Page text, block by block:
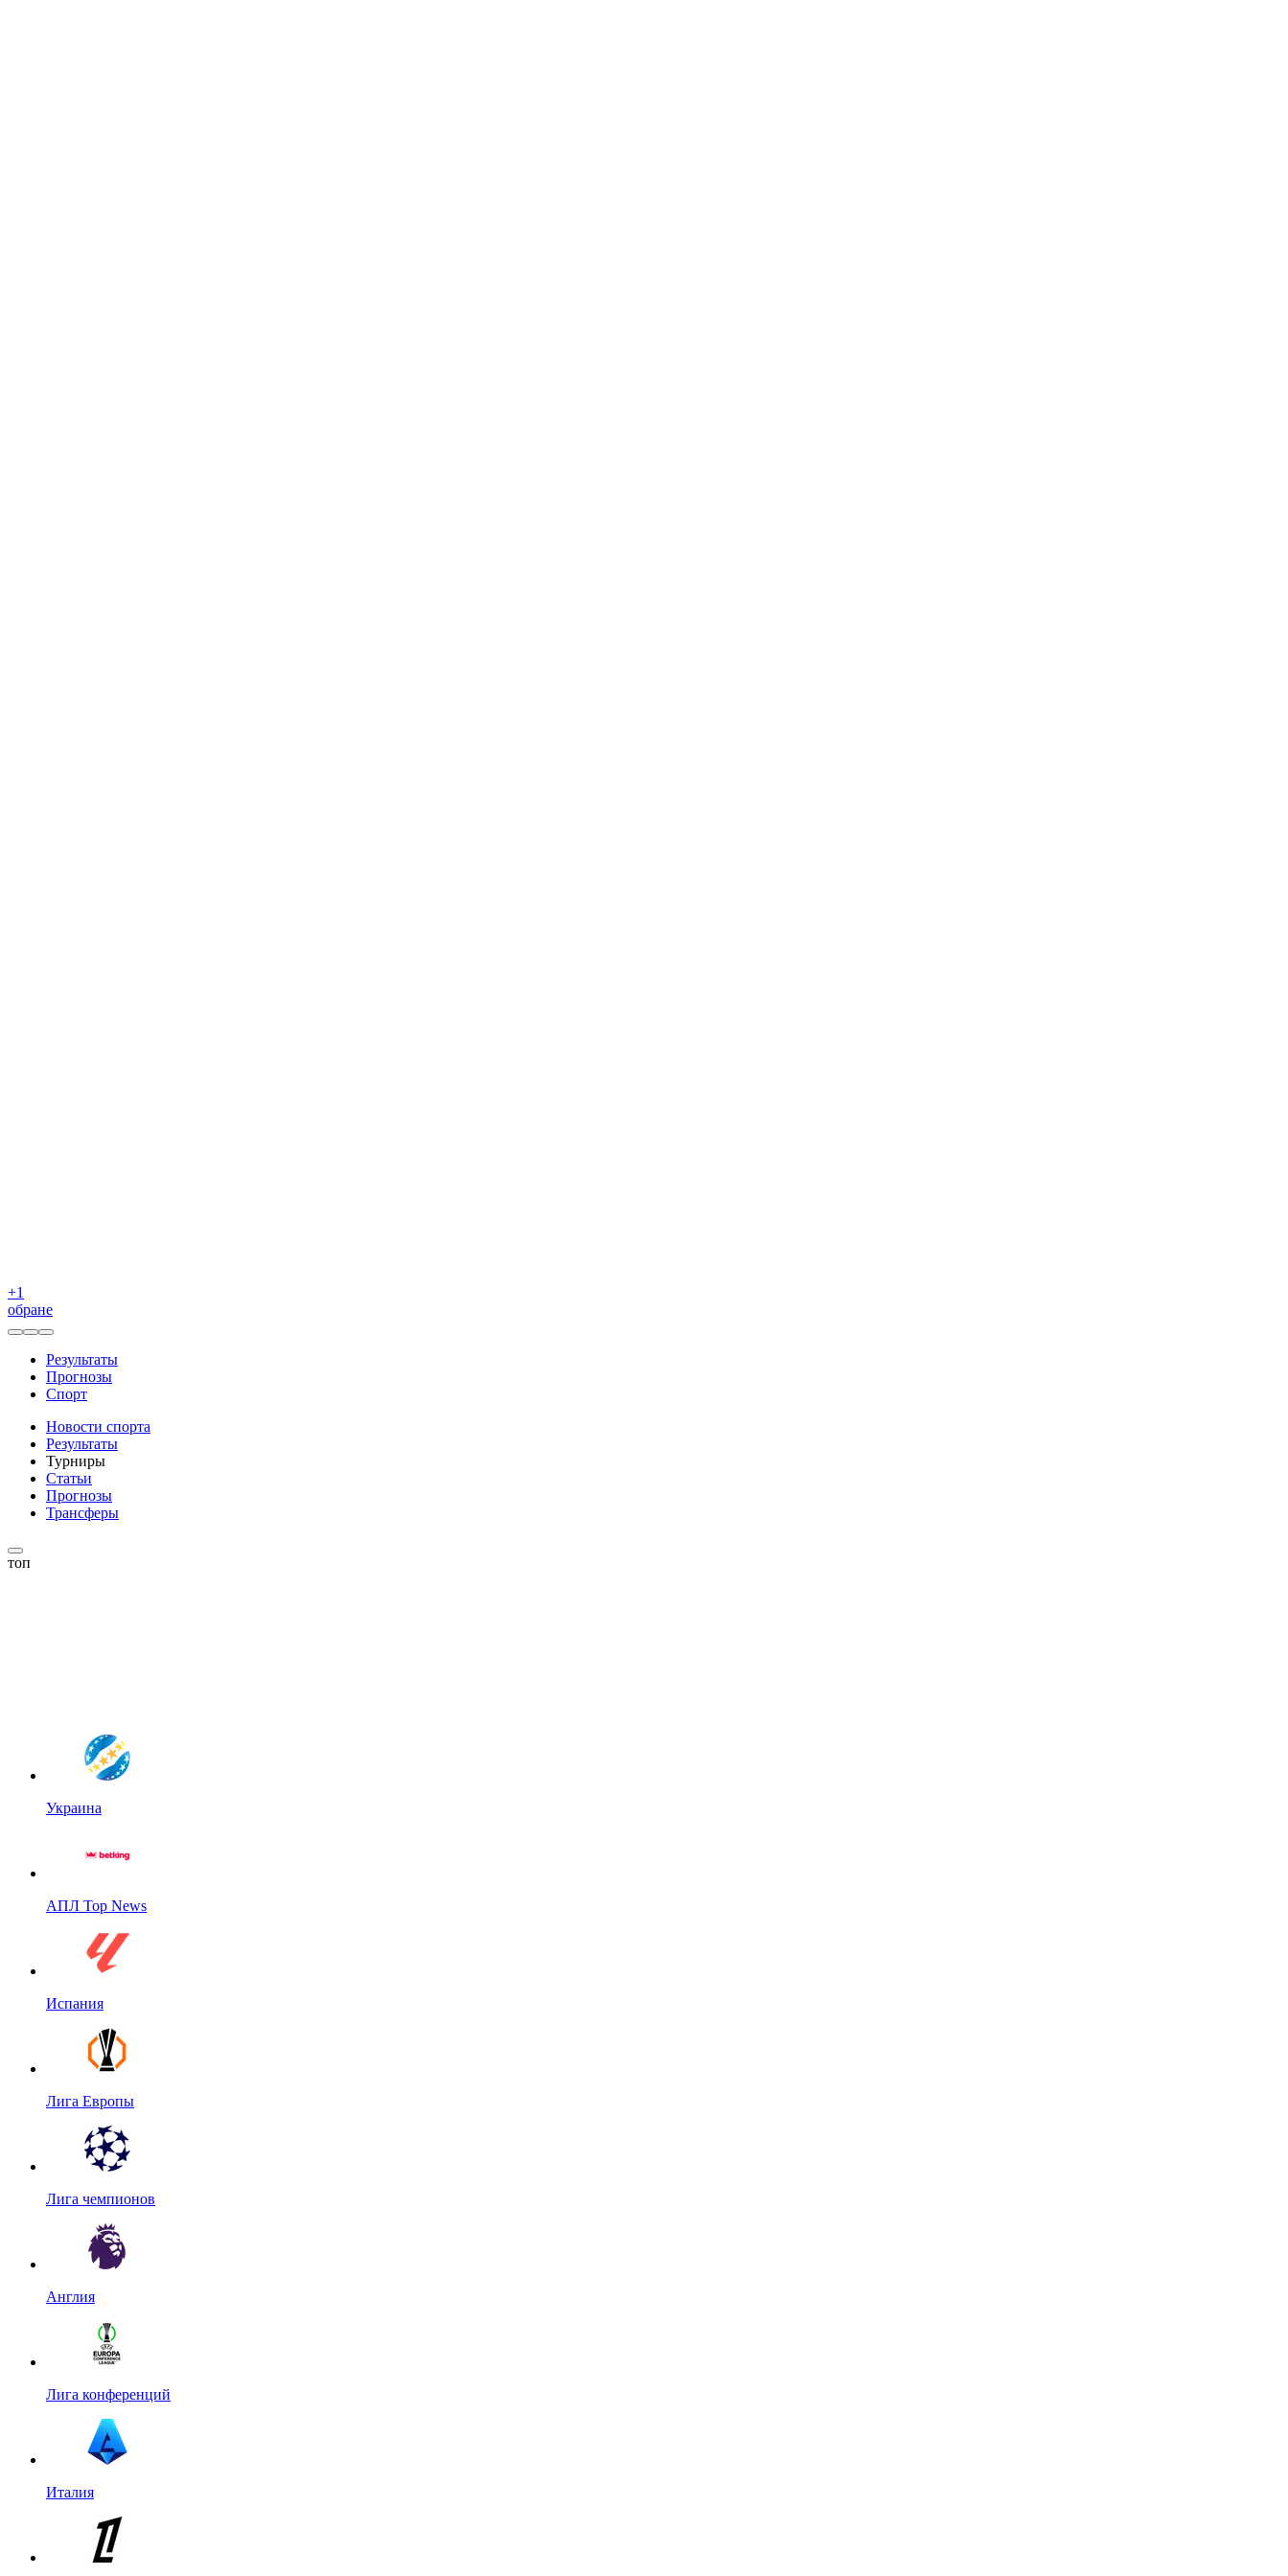
+1
обране
Результаты
Прогнозы
Спорт
Новости спорта
Результаты
Турниры
Статьи
Прогнозы
Трансферы
топ
Украина
АПЛ Top News
Испания
Лига Европы
Лига чемпионов
Англия
Лига конференций
Италия